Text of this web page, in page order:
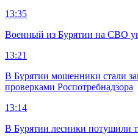
13:35
Военный из Бурятии на СВО
13:21
В Бурятии мошенники стали
проверками Роспотребнадзора
13:14
В Бурятии лесники потушили